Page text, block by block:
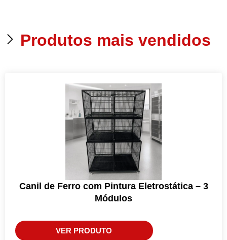
Produtos mais vendidos
Canil de Ferro com Pintura Eletrostática – 3
Módulos
VER PRODUTO